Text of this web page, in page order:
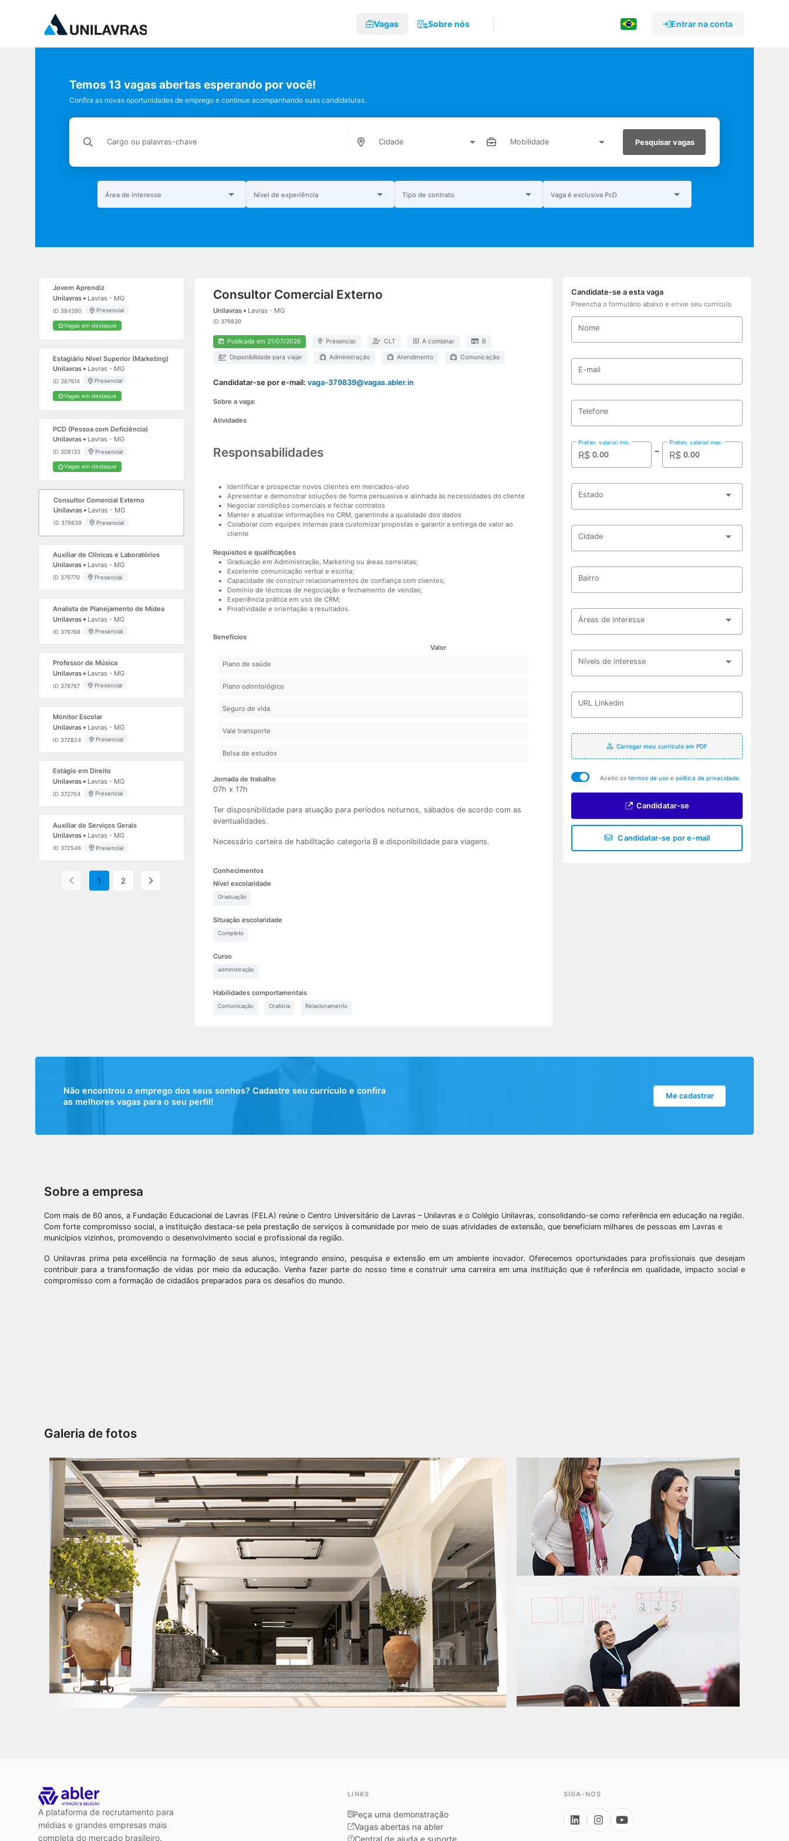
Vagas Sobre nós Entrar na conta
Temos 13 vagas abertas esperando por você!
Confira as novas oportunidades de emprego e continue acompanhando suas candidaturas.
Cargo ou palavras-chave Cidade Mobilidade Pesquisar vagas
Área de interesse Nível de experiência Tipo de contrato Vaga é exclusiva PcD
Jovem Aprendiz
Unilavras
Lavras - MG
ID 384390 Presencial
Vagas em destaque
Estagiário Nível Superior (Marketing)
Unilavras
Lavras - MG
ID 367914 Presencial
Vagas em destaque
PCD (Pessoa com Deficiência)
Unilavras
Lavras - MG
ID 308133 Presencial
Vagas em destaque
Consultor Comercial Externo
Unilavras
Lavras - MG
ID 379839 Presencial
Auxiliar de Clínicas e Laboratórios
Unilavras
Lavras - MG
ID 379770 Presencial
Analista de Planejamento de Mídea
Unilavras
Lavras - MG
ID 379768 Presencial
Professor de Música
Unilavras
Lavras - MG
ID 379767 Presencial
Monitor Escolar
Unilavras
Lavras - MG
ID 372824 Presencial
Estágio em Direito
Unilavras
Lavras - MG
ID 372754 Presencial
Auxiliar de Serviços Gerais
Unilavras
Lavras - MG
ID 372546 Presencial
1 2
Consultor Comercial Externo
Unilavras Lavras - MG
ID 379839
Publicada em 21/07/2026 Presencial CLT A combinar B
Disponibilidade para viajar Administração Atendimento Comunicação
Candidatar-se por e-mail: vaga-379839@vagas.abler.in
Sobre a vaga:
Atividades
Responsabilidades
Identificar e prospectar novos clientes em mercados-alvo
Apresentar e demonstrar soluções de forma persuasiva e alinhada às necessidades do cliente
Negociar condições comerciais e fechar contratos
Manter e atualizar informações no CRM, garantindo a qualidade dos dados
Colaborar com equipes internas para customizar propostas e garantir a entrega de valor ao
cliente
Requisitos e qualificações
Graduação em Administração, Marketing ou áreas correlatas;
Excelente comunicação verbal e escrita;
Capacidade de construir relacionamentos de confiança com clientes;
Domínio de técnicas de negociação e fechamento de vendas;
Experiência prática em uso de CRM;
Proatividade e orientação a resultados.
Benefícios
Valor
Plano de saúde
Plano odontológico
Seguro de vida
Vale transporte
Bolsa de estudos
Jornada de trabalho
07h x 17h
Ter disposnibilidade para atuação para períodos noturnos, sábados de acordo com as
eventualidades.
Necessário carteira de habilitação categoria B e disponibilidade para viagens.
Conhecimentos
Nível escolaridade
Graduação
Situação escolaridade
Completo
Curso
administração
Habilidades comportamentais
Comunicação Oratória Relacionamento
Candidate-se a esta vaga
Preencha o formulário abaixo e envie seu currículo
Nome
E-mail
Telefone
R$
Preten. salarial min.
R$
Preten. salarial max.
Estado
Cidade
Bairro
Áreas de interesse
Níveis de interesse
URL Linkedin
Carregar meu currículo em PDF
Aceito os termos de usoe política de privacidade.
Candidatar-se
Candidatar-se por e-mail
Não encontrou o emprego dos seus sonhos? Cadastre seu currículo e confira
as melhores vagas para o seu perfil!
Me cadastrar
Sobre a empresa
Com mais de 60 anos, a Fundação Educacional de Lavras (FELA) reúne o Centro Universitário de Lavras – Unilavras e o Colégio Unilavras, consolidando-se como referência em educação na região.
Com forte compromisso social, a instituição destaca-se pela prestação de serviços à comunidade por meio de suas atividades de extensão, que beneficiam milhares de pessoas em Lavras e
municípios vizinhos, promovendo o desenvolvimento social e profissional da região.
O Unilavras prima pela excelência na formação de seus alunos, integrando ensino, pesquisa e extensão em um ambiente inovador. Oferecemos oportunidades para profissionais que desejam
contribuir para a transformação de vidas por meio da educação. Venha fazer parte do nosso time e construir uma carreira em uma instituição que é referência em qualidade, impacto social e
compromisso com a formação de cidadãos preparados para os desafios do mundo.
Galeria de fotos
A plataforma de recrutamento para
médias e grandes empresas mais
completa do mercado brasileiro.
LINKS
Peça uma demonstração
Vagas abertas na abler
Central de ajuda e suporte
SIGA-NOS